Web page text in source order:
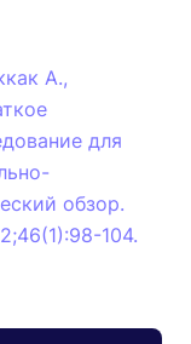
А.,
для
обзор.
104.